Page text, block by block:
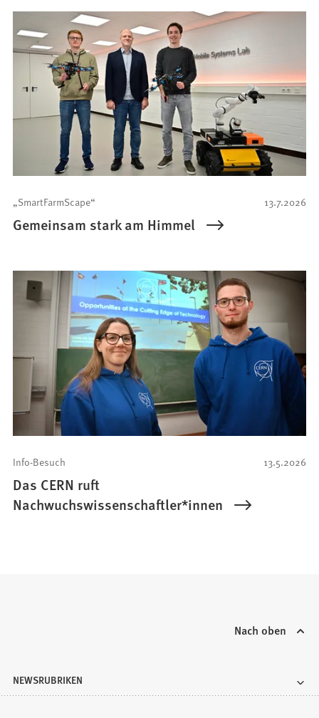
13.7.2026
„SmartFarmScape“
Gemeinsam stark am Himmel
13.5.2026
Info-Besuch
Das CERN ruft
Nachwuchswissenschaftler*innen
Nach oben
NEWSRUBRIKEN